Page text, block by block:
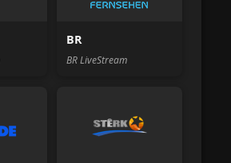
BR
BR LiveStream